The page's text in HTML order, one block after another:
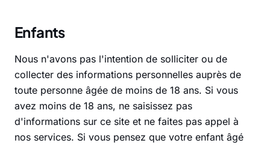
Enfants
Nous n'avons pas l'intention de solliciter ou de
collecter des informations personnelles auprès de
toute personne âgée de moins de 18 ans. Si vous
avez moins de 18 ans, ne saisissez pas
d'informations sur ce site et ne faites pas appel à
nos services. Si vous pensez que votre enfant âgé